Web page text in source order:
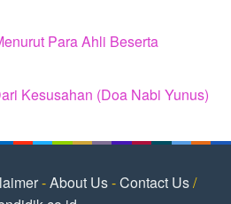
Para Ahli Beserta
Kesusahan (Doa Nabi Yunus)
-About Us-Contact Us/